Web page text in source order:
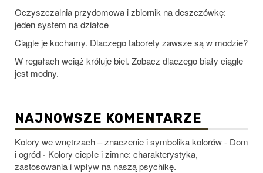
Oczyszczalnia przydomowa i zbiornik na deszczówkę:
jeden system na działce
Ciągle je kochamy. Dlaczego taborety zawsze są w modzie?
W regałach wciąż króluje biel. Zobacz dlaczego biały ciągle
jest modny.
NAJNOWSZE KOMENTARZE
Kolory we wnętrzach – znaczenie i symbolika kolorów - Dom
i ogród - Kolory ciepłe i zimne: charakterystyka,
zastosowania i wpływ na naszą psychikę.